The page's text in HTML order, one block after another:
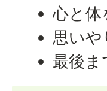
心と
思い
最後